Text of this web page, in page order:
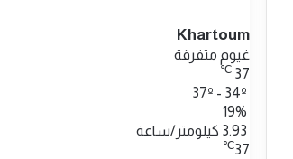
Khartoum
غيوم متفرقة
37
℃
19%
3.93 كيلومتر/ساعة
37
℃